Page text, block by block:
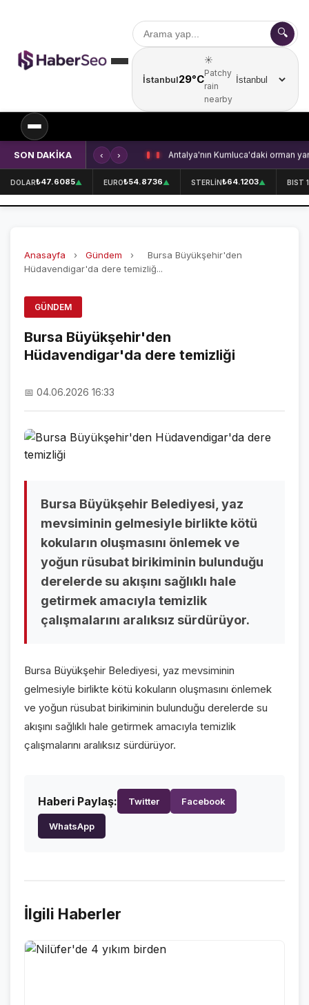
🔍
İstanbul29°C
☀️
Patchy
rain
nearby
Şehir seçin
SPOR
SPOR HABERLERİ
FENERBAHÇE
ÖZEL SAYFALAR
NAMAZ VAKİTLERİ
KRİPTO PARALAR
NÖBETÇİ ECZANELER
SON DAKİKA
VİDEO GALERİ
FOTO GALERİ
GALERİLER
FOTO GALERİ
KURUMSAL
SON DAKİKA ‹ › Kırklareli'nde içecek fabrikasında
DOLAR₺47.6085▲ EURO₺54.8736▲ STERLİN₺64.1203▲ BIST
Anasayfa › Gündem ›
Bursa Büyükşehir'den
Hüdavendigar'da dere temizliğ...
GÜNDEM
Bursa Büyükşehir'den
Hüdavendigar'da dere temizliği
📅 04.06.2026 16:33
Bursa Büyükşehir Belediyesi, yaz
mevsiminin gelmesiyle birlikte kötü
kokuların oluşmasını önlemek ve
yoğun rüsubat birikiminin bulunduğu
derelerde su akışını sağlıklı hale
getirmek amacıyla temizlik
çalışmalarını aralıksız sürdürüyor.
Bursa Büyükşehir Belediyesi, yaz mevsiminin
gelmesiyle birlikte kötü kokuların oluşmasını önlemek
ve yoğun rüsubat birikiminin bulunduğu derelerde su
akışını sağlıklı hale getirmek amacıyla temizlik
çalışmalarını aralıksız sürdürüyor.
Haberi Paylaş: Twitter Facebook
WhatsApp
İlgili Haberler